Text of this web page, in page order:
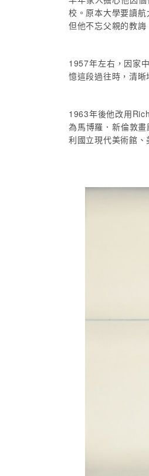
校。原本大學要讀
但他不忘父親的教
1957年左右，因家
憶這段過往時，清
1963年後他改用
為馬博羅．新倫敦
利國立現代美術館